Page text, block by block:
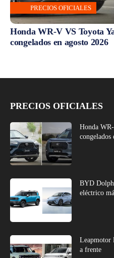
PRECIOS OFICIALES
Honda WR-V VS Toyota
congelados en agosto 2026
PRECIOS OFICIALES
Honda
congelados
BYD
eléctrico
Leapmotor
a frente